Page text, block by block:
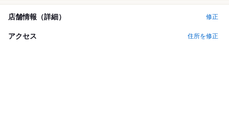
店舗情報（詳細） 修正
アクセス 住所を修正